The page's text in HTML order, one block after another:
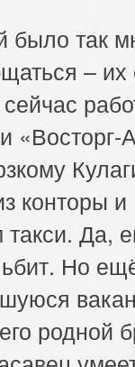
так
–
«Восторг-
конторы и
Да,
Но
родной